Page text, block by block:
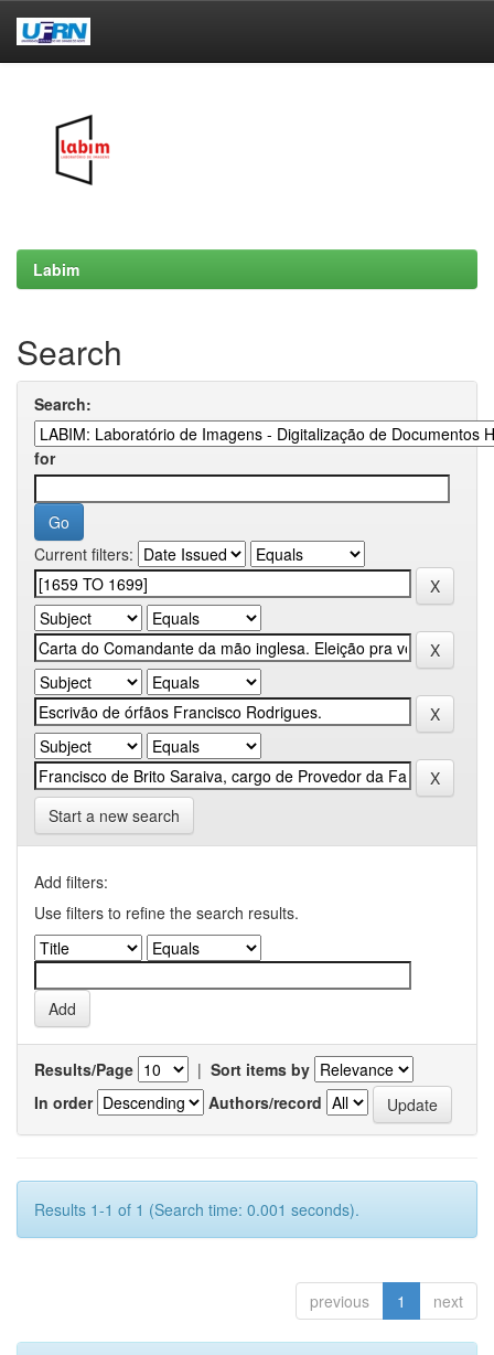
Labim
Search
Search:
for
Current filters:
Start a new search
Add filters:
Use filters to refine the search results.
Results/Page | Sort items by
In order
Authors/record
Results 1-1 of 1 (Search time: 0.001 seconds).
previous 1 next